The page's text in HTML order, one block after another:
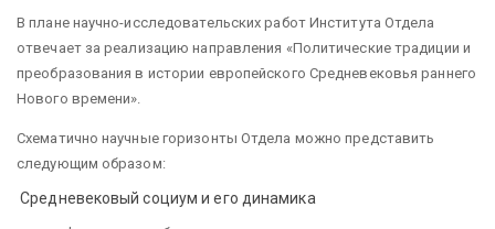
В плане научно-исследовательских работ Института Отдела
отвечает за реализацию направления «Политические традиции и
преобразования в истории европейского Средневековья раннего
Нового времени».
Схематично научные горизонты Отдела можно представить
следующим образом:
Средневековый социум и его динамика